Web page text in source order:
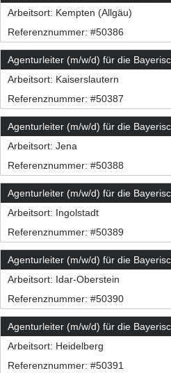
Arbeitsort: Kempten (Allgäu)
Referenznummer: #50386
Agenturleiter (m/w/d) für die
Arbeitsort: Kaiserslautern
Referenznummer: #50387
Agenturleiter (m/w/d) für die
Arbeitsort: Jena
Referenznummer: #50388
Agenturleiter (m/w/d) für die
Arbeitsort: Ingolstadt
Referenznummer: #50389
Agenturleiter (m/w/d) für die
Arbeitsort: Idar-Oberstein
Referenznummer: #50390
Agenturleiter (m/w/d) für die
Arbeitsort: Heidelberg
Referenznummer: #50391